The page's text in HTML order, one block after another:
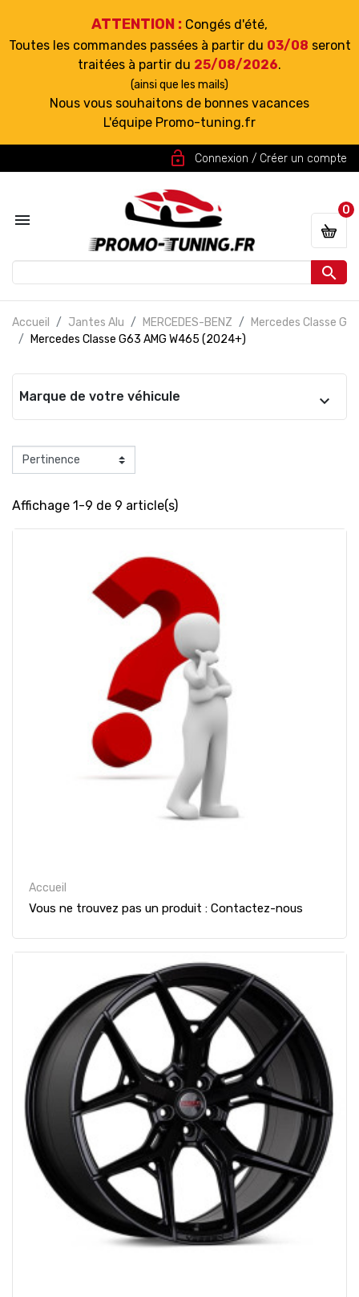
ATTENTION : Congés d'été,
Toutes les commandes passées à partir du 03/08 seront
traitées à partir du 25/08/2026.
(ainsi que les mails)
Nous vous souhaitons de bonnes vacances
L'équipe Promo-tuning.fr
lock_open Connexion / Créer un compte


0
Accueil Jantes Alu MERCEDES-BENZ
Mercedes Classe G
Mercedes Classe G63 AMG W465 (2024+)
Marque de votre véhicule
Affichage 1-9 de 9 article(s)
Accueil
Vous ne trouvez pas un produit : Contactez-nous